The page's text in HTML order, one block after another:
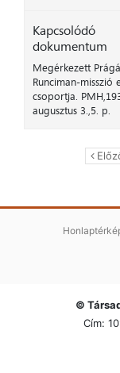
Kapcsolódó
dokumentum
Megérkezett
Runciman-misszió
csoportja.
augusztus 3.,5. p.
©
Cím: